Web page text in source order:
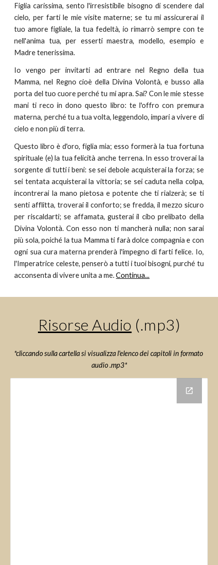
Figlia carissima, sento l'irresistibile bisogno di scendere dal
cielo, per farti le mie visite materne; se tu mi assicurerai il
tuo amore figliale, la tua fedeltà, io rimarrò sempre con te
nell'anima tua, per esserti maestra, modello, esempio e
Madre tenerissima.
Io vengo per invitarti ad entrare nel Regno della tua
Mamma, nel Regno cioè della Divina Volontà, e busso alla
porta del tuo cuore perché tu mi apra. Sai? Con le mie stesse
mani ti reco in dono questo libro: te l'offro con premura
materna, perché tu a tua volta, leggendolo, impari a vivere di
cielo e non più di terra.
Questo libro è d'oro, figlia mia; esso formerà la tua fortuna
spirituale (e) la tua felicità anche terrena. In esso troverai la
sorgente di tutti i beni: se sei debole acquisterai la forza; se
sei tentata acquisterai la vittoria; se sei caduta nella colpa,
incontrerai la mano pietosa e potente che ti rialzerà; se ti
senti afflitta, troverai il conforto; se fredda, il mezzo sicuro
per riscaldarti; se affamata, gusterai il cibo prelibato della
Divina Volontà. Con esso non ti mancherà nulla; non sarai
più sola, poiché la tua Mamma ti farà dolce compagnia e con
ogni sua cura materna prenderà l'impegno di farti felice. Io,
l'Imperatrice celeste, penserò a tutti i tuoi bisogni, purché tu
acconsenta di vivere unita a me.Continua...
Risorse Audio (.mp3)
*cliccando sulla cartella si visualizza l'elenco dei capitoli in formato
audio .mp3*